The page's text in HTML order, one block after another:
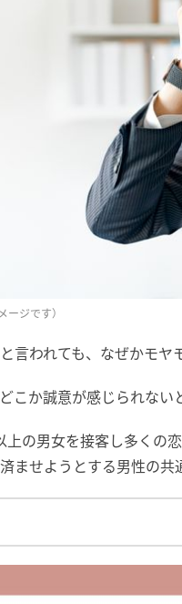
ジです）
言われても、なぜかモヤ
こか誠意が感じられない
の男女を接客し多くの
ませようとする男性の共